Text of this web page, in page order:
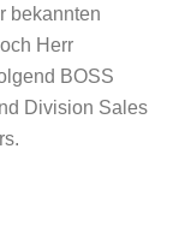
bekannten
Herr
BOSS
Division Sales